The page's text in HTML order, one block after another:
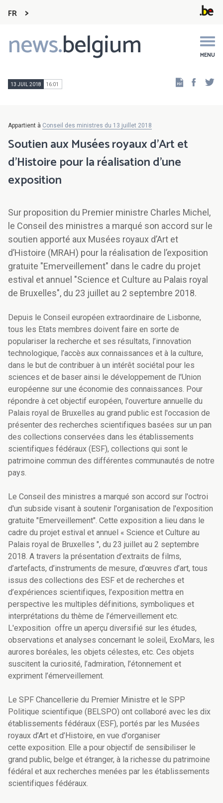
FR
news.belgium MENU
Main
navigation
13 JUIL 2018 16:01
Appartient à Conseil des ministres du 13 juillet 2018
Soutien aux Musées royaux d'Art et
d'Histoire pour la réalisation d'une
exposition
Sur proposition du Premier ministre Charles Michel,
le Conseil des ministres a marqué son accord sur le
soutien apporté aux Musées royaux d’Art et
d’Histoire (MRAH) pour la réalisation de l’exposition
gratuite "Emerveillement" dans le cadre du projet
estival et annuel "Science et Culture au Palais royal
de Bruxelles", du 23 juillet au 2 septembre 2018.
Depuis le Conseil européen extraordinaire de Lisbonne,
tous les Etats membres doivent faire en sorte de
populariser la recherche et ses résultats, l’innovation
technologique, l’accès aux connaissances et à la culture,
dans le but de contribuer à un intérêt sociétal pour les
sciences et de baser ainsi le développement de l'Union
européenne sur une économie des connaissances. Pour
répondre à cet objectif européen, l'ouverture annuelle du
Palais royal de Bruxelles au grand public est l'occasion de
présenter des recherches scientifiques basées sur un pan
des collections conservées dans les établissements
scientifiques fédéraux (ESF), collections qui sont le
patrimoine commun des différentes communautés de notre
pays.
Le Conseil des ministres a marqué son accord sur l'octroi
d'un subside visant à soutenir l'organisation de l'exposition
gratuite "Emerveillement". Cette exposition a lieu dans le
cadre du projet estival et annuel « Science et Culture au
Palais royal de Bruxelles ", du 23 juillet au 2 septembre
2018. A travers la présentation d’extraits de films,
d’artefacts, d’instruments de mesure, d’œuvres d’art, tous
issus des collections des ESF et de recherches et
d’expériences scientifiques, l’exposition mettra en
perspective les multiples définitions, symboliques et
interprétations du thème de l’émerveillement etc.
L'exposition offre un aperçu diversifié sur les études,
observations et analyses concernant le soleil, ExoMars, les
aurores boréales, les objets célestes, etc. Ces objets
suscitent la curiosité, l’admiration, l’étonnement et
expriment l’émerveillement.
Le SPF Chancellerie du Premier Ministre et le SPP
Politique scientifique (BELSPO) ont collaboré avec les dix
établissements fédéraux (ESF), portés par les Musées
royaux d’Art et d’Histoire, en vue d'organiser
cette exposition. Elle a pour objectif de sensibiliser le
grand public, belge et étranger, à la richesse du patrimoine
fédéral et aux recherches menées par les établissements
scientifiques fédéraux.